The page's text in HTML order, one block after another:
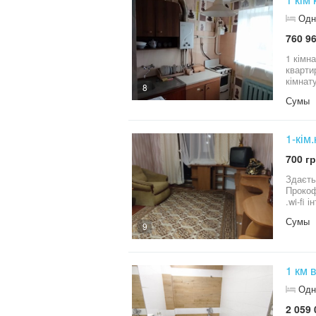
8
760
1
Сумы
9
1-
700
.wi-fi
Сумы
2 059